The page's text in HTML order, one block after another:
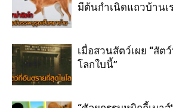
มีต้นกำเนิดแถวบ้านเ
เมื่อสวนสัตว์เผย “สั
โลกใบนี้”